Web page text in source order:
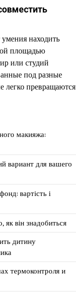
находить
площадью
или студий
под разные
превращаются
макияжа:
вариант для вашего
вартість і
він знадобиться
дитину
термоконтроля и